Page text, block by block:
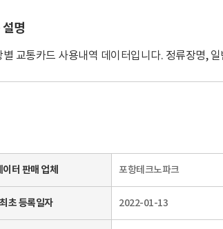
명
교통카드 사용내역 데이터입니다. 정류장명,
이터 판매 업체 포항테크노파크
최초 등록일자 2022-01-13